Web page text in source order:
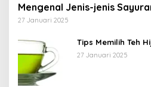
Mengenal Jenis-jenis
27 Januari 2025
Tips Memilih Teh
27 Januari 2025